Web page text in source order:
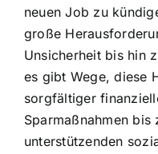
neuen Job zu
große
Unsicherheit bis hin
es gibt Wege, diese
sorgfältiger
Sparmaßnahmen bis
unterstützenden